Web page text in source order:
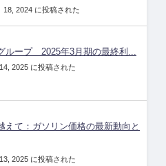
18, 2024 に投稿された
ループ 2025年3月期の最終利...
2025 に投稿された
えて：ガソリン価格の最新動向と
2025 に投稿された